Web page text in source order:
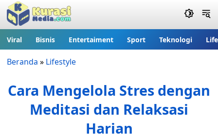
Viral Bisnis Entertaiment Sport Teknologi
Beranda » Lifestyle
Cara Mengelola Stres dengan
Meditasi dan Relaksasi
Harian